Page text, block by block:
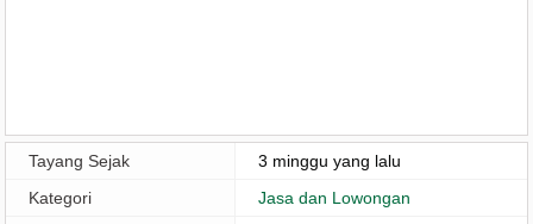
Tayang Sejak
3 minggu yang lalu
Kategori
Jasa dan Lowongan